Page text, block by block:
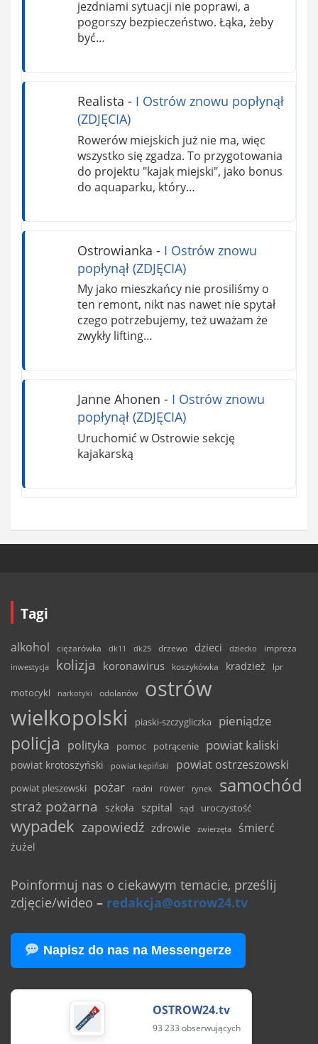
jezdniami sytuacji nie poprawi, a
pogorszy bezpieczeństwo. Łąka, żeby
być…
Realista - I Ostrów znowu popłynął
(ZDJĘCIA)
Rowerów miejskich już nie ma, więc
wszystko się zgadza. To przygotowania
do projektu "kajak miejski", jako bonus
do aquaparku, który…
Ostrowianka - I Ostrów znowu
popłynął (ZDJĘCIA)
My jako mieszkańcy nie prosiliśmy o
ten remont, nikt nas nawet nie spytał
czego potrzebujemy, też uważam że
zwykły lifting…
Janne Ahonen - I Ostrów znowu
popłynął (ZDJĘCIA)
Uruchomić w Ostrowie sekcję
kajakarską
Tagi
alkohol ciężarówka dk11 dk25 drzewo dzieci dziecko
impreza
inwestycja
kolizja koronawirus koszykówka kradzież lpr
motocykl narkotyki odolanów
ostrów
wielkopolski
piaski-szczygliczka pieniądze
policja polityka pomoc potrącenie powiat kaliski
powiat krotoszyński powiat kępiński powiat ostrzeszowski
powiat pleszewski pożar radni rower rynek samochód
straż pożarna szkoła szpital sąd uroczystość
wypadek zapowiedź zdrowie zwierzęta śmierć
żużel
Poinformuj nas o ciekawym temacie, prześlij
zdjęcie/wideo – redakcja@ostrow24.tv
Napisz do nas na Messengerze
OSTROW24.tv
93 233 obserwujących